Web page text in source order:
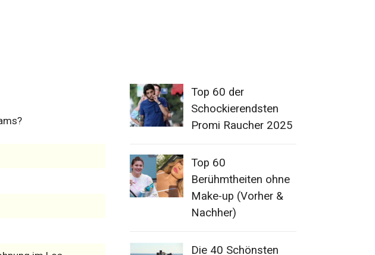
Top 60 der
Schockierendsten
Promi Raucher 2025
Top 60
Berühmtheiten ohne
Make-up (Vorher &
Nachher)
Die 40 Schönsten